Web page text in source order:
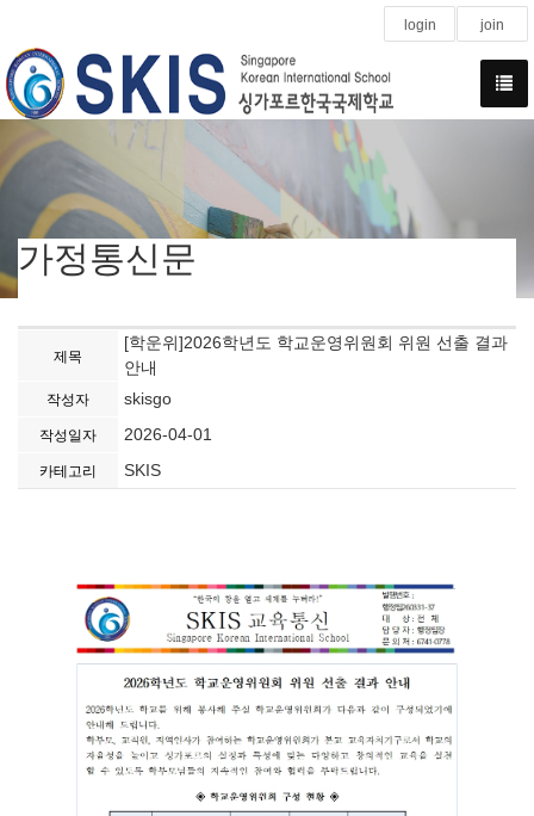
login join
가정통신문
제목
[학운위]2026학년도 학교운영위원회 위원 선출 결과
안내
작성자 skisgo
작성일자 2026-04-01
카테고리 SKIS